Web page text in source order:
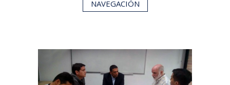
NAVEGACIÓN